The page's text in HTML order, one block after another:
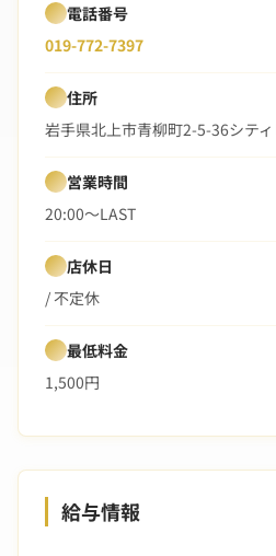
電話番号
019-772-7397
住所
岩手県北上市青柳町2-5-36シテ
営業時間
20:00〜LAST
店休日
/ 不定休
最低料金
1,500円
給与情報